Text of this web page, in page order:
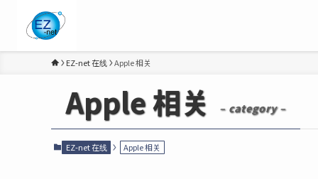
EZ-net 在线 Apple 相关
Apple 相关 – category –
EZ-net 在线 Apple 相关